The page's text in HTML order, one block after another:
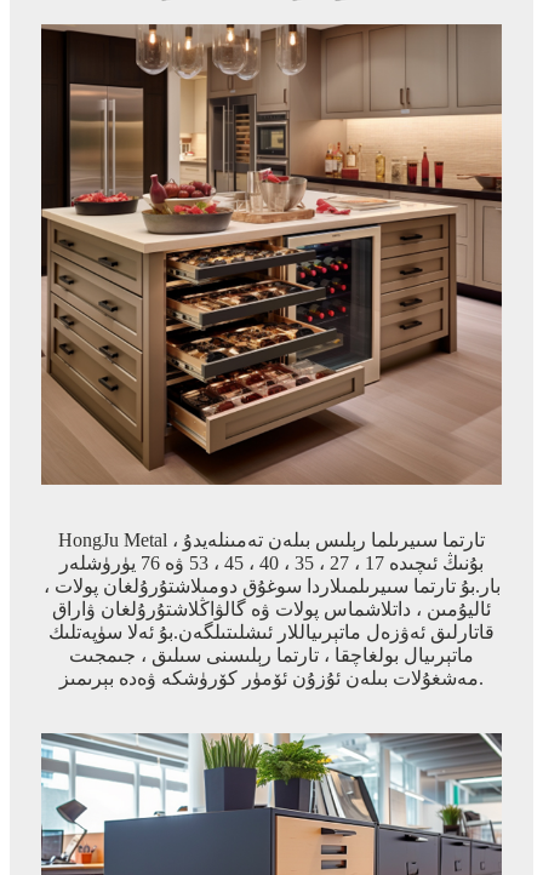
HongJu Metal تارتما سىيرىلما رېلىس بىلەن تەمىنلەيدۇ ،
بۇنىڭ ئىچىدە 17 ، 27 ، 35 ، 40 ، 45 ، 53 ۋە 76 يۈرۈشلەر
بار.بۇ تارتما سىيرىلمىلاردا سوغۇق دومىلاشتۇرۇلغان پولات ،
ئاليۇمىن ، داتلاشماس پولات ۋە گالۋاڭلاشتۇرۇلغان ۋاراق
قاتارلىق ئەۋزەل ماتېرىياللار ئىشلىتىلگەن.بۇ ئەلا سۈپەتلىك
ماتېرىيال بولغاچقا ، تارتما رېلىسنى سىلىق ، جىمجىت
مەشغۇلات بىلەن ئۇزۇن ئۆمۈر كۆرۈشكە ۋەدە بېرىمىز.